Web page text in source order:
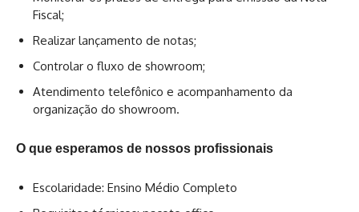
Fiscal;
Realizar lançamento de notas;
Controlar o fluxo de showroom;
Atendimento telefônico e acompanhamento da
organização do showroom.
O que esperamos de nossos profissionais
Escolaridade: Ensino Médio Completo